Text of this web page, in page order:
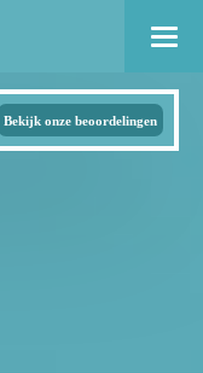
Bekijk onze beoordelingen